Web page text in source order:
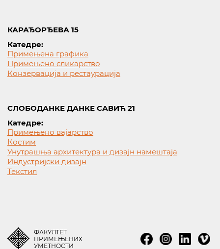
КАРАЂОРЂЕВА 15
Катедре:
Примењена графика
Примењено сликарство
Конзервација и рестаурација
СЛОБОДАНКЕ ДАНКЕ САВИЋ 21
Катедре:
Примењено вајарство
Костим
Унутрашња архитектура и дизајн намештаја
Индустријски дизајн
Текстил
ФАКУЛТЕТ
ПРИМЕЊЕНИХ
УМЕТНОСТИ